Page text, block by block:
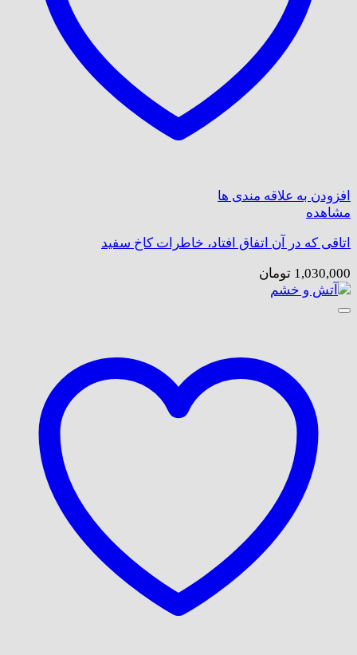
افزودن به علاقه مندی ها
مشاهده
اتاقی که در آن اتفاق افتاد، خاطرات کاخ سفید
1,030,000 تومان